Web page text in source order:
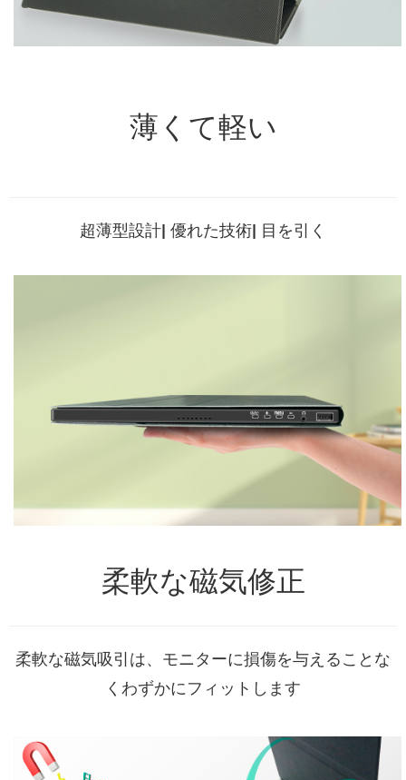
薄くて軽い
超薄型設計| 優れた技術| 目を引く
柔軟な磁気修正
柔軟な磁気吸引は、モニターに損傷を与えることな
くわずかにフィットします